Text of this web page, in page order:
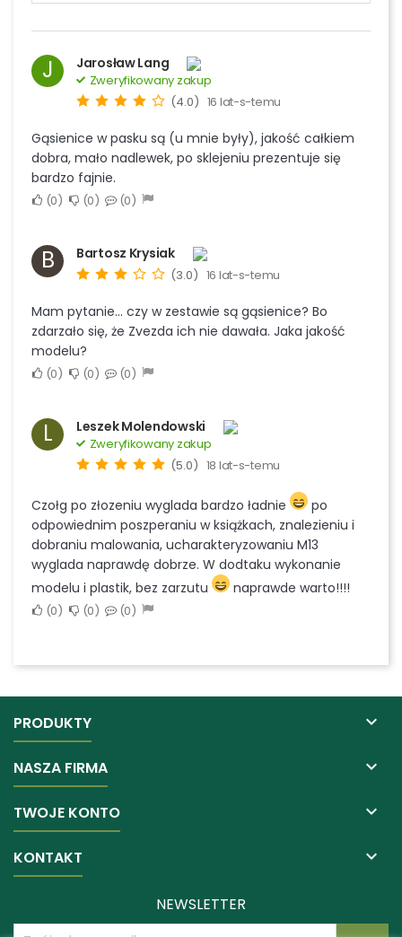
J Jarosław Lang
Zweryfikowany zakup
(4.0) 16 lat-s-temu
Gąsienice w pasku są (u mnie były), jakość całkiem
dobra, mało nadlewek, po sklejeniu prezentuje się
bardzo fajnie.
0 0 0
B Bartosz Krysiak
(3.0) 16 lat-s-temu
Mam pytanie... czy w zestawie są gąsienice? Bo
zdarzało się, że Zvezda ich nie dawała. Jaka jakość
modelu?
0 0 0
L Leszek Molendowski
Zweryfikowany zakup
(5.0) 18 lat-s-temu
Czołg po złozeniu wyglada bardzo ładnie
po
odpowiednim poszperaniu w książkach, znalezieniu i
dobraniu malowania, ucharakteryzowaniu M13
wyglada naprawdę dobrze. W dodtaku wykonanie
modelu i plastik, bez zarzutu
naprawde warto!!!!
0 0 0
PRODUKTY 
NASZA FIRMA 
TWOJE KONTO 
KONTAKT 
NEWSLETTER